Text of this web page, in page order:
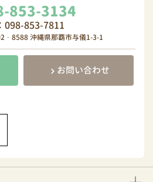
853-3134
098-853-7811
沖縄県那覇市与儀1-3-1
お問い合わせ